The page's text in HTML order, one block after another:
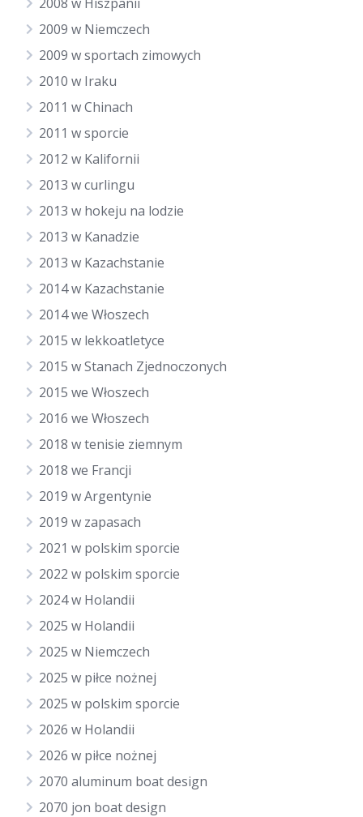
2009 w Niemczech
2009 w sportach zimowych
2010 w Iraku
2011 w Chinach
2011 w sporcie
2012 w Kalifornii
2013 w curlingu
2013 w hokeju na lodzie
2013 w Kanadzie
2013 w Kazachstanie
2014 w Kazachstanie
2014 we Włoszech
2015 w lekkoatletyce
2015 w Stanach Zjednoczonych
2015 we Włoszech
2016 we Włoszech
2018 w tenisie ziemnym
2018 we Francji
2019 w Argentynie
2019 w zapasach
2021 w polskim sporcie
2022 w polskim sporcie
2024 w Holandii
2025 w Holandii
2025 w Niemczech
2025 w piłce nożnej
2025 w polskim sporcie
2026 w Holandii
2026 w piłce nożnej
2070 aluminum boat design
2070 jon boat design